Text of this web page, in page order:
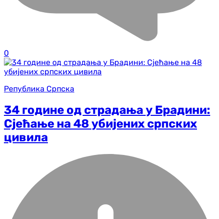
0
Република Српска
34 године од страдања у Брадини:
Сјећање на 48 убијених српских
цивила